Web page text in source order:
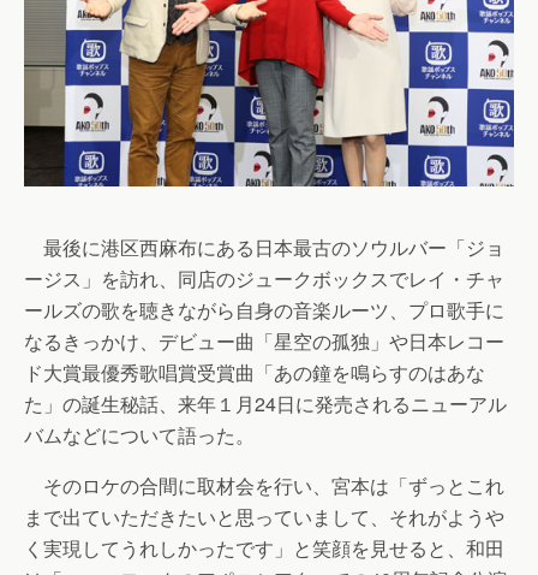
最後に港区西麻布にある日本最古のソウルバー「ジョ
ージス」を訪れ、同店のジュークボックスでレイ・チャ
ールズの歌を聴きながら自身の音楽ルーツ、プロ歌手に
なるきっかけ、デビュー曲「星空の孤独」や日本レコー
ド大賞最優秀歌唱賞受賞曲「あの鐘を鳴らすのはあな
た」の誕生秘話、来年１月24日に発売されるニューアル
バムなどについて語った。
そのロケの合間に取材会を行い、宮本は「ずっとこれ
まで出ていただきたいと思っていまして、それがようや
く実現してうれしかったです」と笑顔を見せると、和田